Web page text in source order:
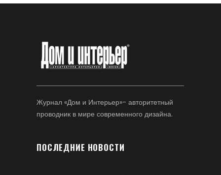
Журнал «Дом и Интерьер»- авторитетный
проводник в мире современного дизайна.
ПОСЛЕДНИЕ НОВОСТИ